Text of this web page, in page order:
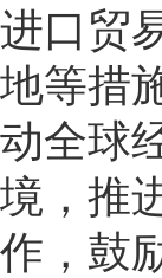
进口贸
地等措
动全球
境，推
作，鼓